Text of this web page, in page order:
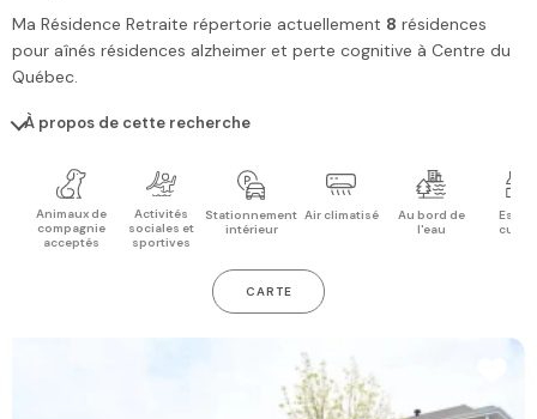
Ma Résidence Retraite répertorie actuellement 8 résidences
pour aînés résidences alzheimer et perte cognitive à Centre du
Québec.
À propos de cette recherche
Animaux de
compagnie
acceptés
Activités
sociales et
sportives
Stationnement
intérieur
Air climatisé
Au bord de
l'eau
CARTE